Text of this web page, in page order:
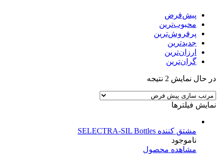
پیش‌فرض
محبوب‌ترین
پرفروش‌ترین
جدیدترین
ارزان‌ترین
گران‌ترین
در حال نمایش 2 نتیجه
نمایش فیلترها
مشتق کننده SELECTRA-SIL Bottles
ناموجود
مشاهده محصول